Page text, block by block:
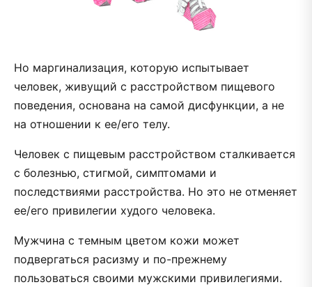
Но маргинализация, которую испытывает
человек, живущий с расстройством пищевого
поведения, основана на самой дисфункции, а не
на отношении к ее/его телу.
Человек с пищевым расстройством сталкивается
с болезнью, стигмой, симптомами и
последствиями расстройства. Но это не отменяет
ее/его привилегии худого человека.
Мужчина с темным цветом кожи может
подвергаться расизму и по-прежнему
пользоваться своими мужскими привилегиями.